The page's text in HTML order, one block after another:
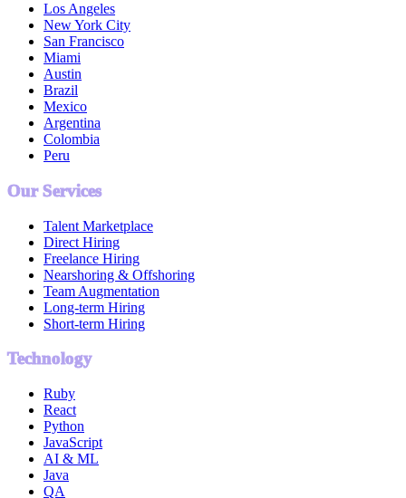
Los Angeles
New York City
San Francisco
Miami
Austin
Brazil
Mexico
Argentina
Colombia
Peru
Our Services
Talent Marketplace
Direct Hiring
Freelance Hiring
Nearshoring & Offshoring
Team Augmentation
Long-term Hiring
Short-term Hiring
Technology
Ruby
React
Python
JavaScript
AI & ML
Java
QA